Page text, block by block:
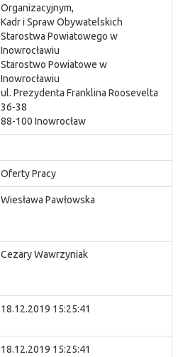
Organizacyjnym,
Kadr i Spraw Obywatelskich
Starostwa Powiatowego w
Inowrocławiu
Starostwo Powiatowe w
Inowrocławiu
ul. Prezydenta Franklina Roosevelta
36-38
88-100 Inowrocław
Oferty Pracy
Wiesława Pawłowska
Cezary Wawrzyniak
18.12.2019 15:25:41
18.12.2019 15:25:41